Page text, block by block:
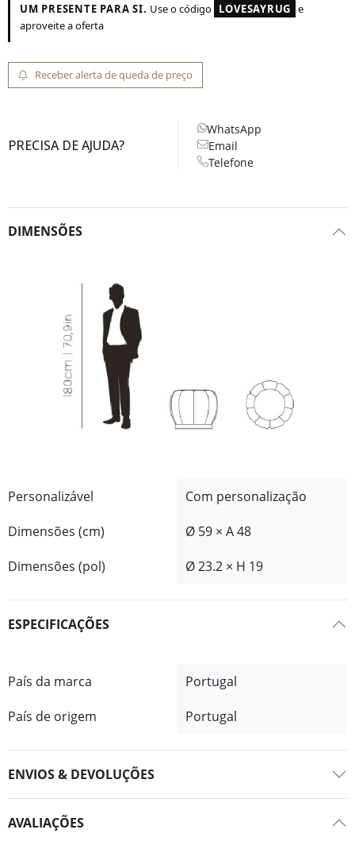
UM PRESENTE PARA SI. Use o código LOVESAYRUG e
aproveite a oferta
Receber alerta de queda de preço
PRECISA DE AJUDA?
WhatsApp
Email
Telefone
DIMENSÕES
Personalizável
Com personalização
Dimensões (cm)
Ø 59 × A 48
Dimensões (pol)
Ø 23.2 × H 19
ESPECIFICAÇÕES
País da marca
Portugal
País de origem
Portugal
ENVIOS & DEVOLUÇÕES
AVALIAÇÕES